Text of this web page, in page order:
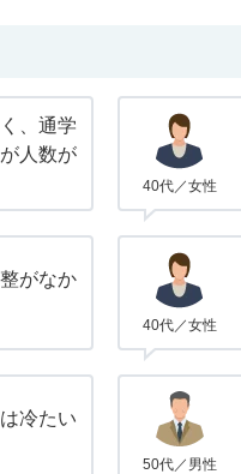
、通学
人数が
40代／女性
がなか
40代／女性
冷たい
50代／男性